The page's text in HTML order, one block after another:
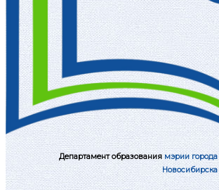
Департамент образованиямэрии города
Новосибирска